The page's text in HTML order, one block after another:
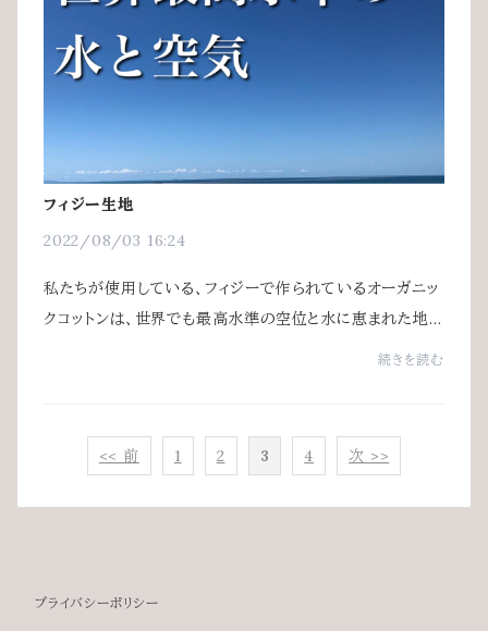
フィジー生地
2022/08/03 16:24
私たちが使用している、フィジーで作られているオーガニッ
クコットンは、世界でも最高水準の空位と水に恵まれた地
域で栽培されています。海からわずか120ｍ、海抜20mの
続きを読む
<< 前 1 2 3 4 次 >>
プライバシーポリシー